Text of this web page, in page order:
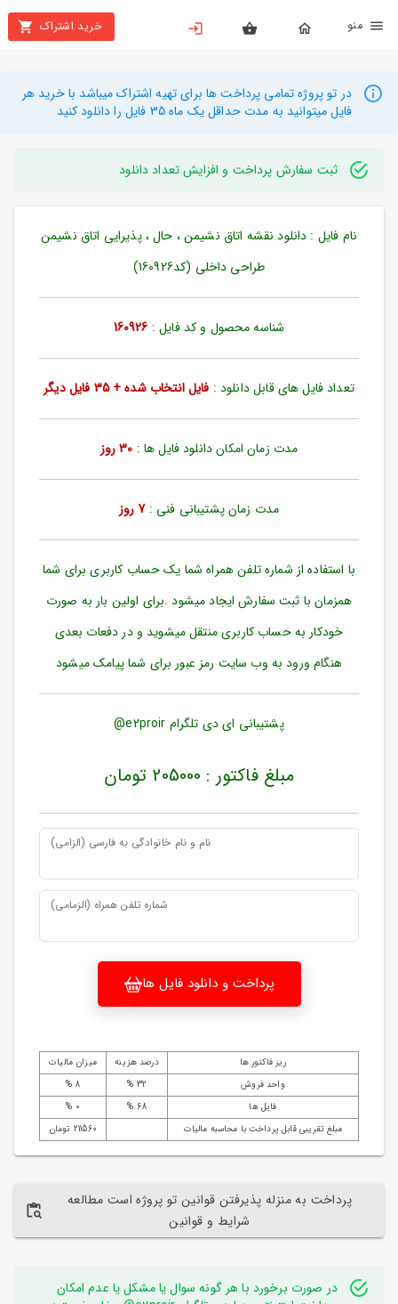
خرید اشتراک
بستن
محصولات
تهیه
راهنما
دانلود
ورود
به
بازیابی
رمز
مندی
ها
در تو پروژه تمامی پرداخت ها برای تهیه اشتراک میباشد با خرید هر
فایل میتوانید به مدت حداقل یک ماه 35 فایل را دانلود کنید
ثبت سفارش پرداخت و افزایش تعداد دانلود
نام فایل : دانلود نقشه اتاق نشیمن ، حال ، پذیرایی اتاق نشیمن
طراحی داخلی (کد160926)
شناسه محصول و کد فایل : 160926
تعداد فایل های قابل دانلود : فایل انتخاب شده + 35 فایل دیگر
مدت زمان امکان دانلود فایل ها : 30 روز
مدت زمان پشتیبانی فنی :7 روز
با استفاده از شماره تلفن همراه شما یک حساب کاربری برای شما
همزمان با ثبت سفارش ایجاد میشود .برای اولین بار به صورت
خودکار به حساب کاربری منتقل میشوید و در دفعات بعدی
هنگام ورود به وب سایت رمز عبور برای شما پیامک میشود
پشتیبانی ای دی تلگرام e2proir@
مبلغ فاکتور : 205000 تومان
نام و نام خانوادگی به فارسی (الزامی)
شماره تلفن همراه (الزمامی)
پرداخت و دانلود فایل ها
ریز فاکتور ها درصد هزینه
میزان مالیات
واحد فروش
32 %
8 %
فایل ها
68 %
0 %
مبلغ تقریبی قابل پرداخت با محاسبه مالیات
211560 تومان
پرداخت به منزله پذیرفتن قوانین تو پروژه است مطالعه
شرایط و قوانین
در صورت برخورد با هر گونه سوال یا مشکل یا عدم امکان